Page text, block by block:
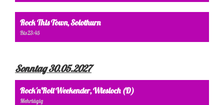
Rock This Town, Solothurn
Bis 23:45
Sonntag 30.05.2027
Rock'n'Roll Weekender, Wiesloch (D)
Mehrtägig